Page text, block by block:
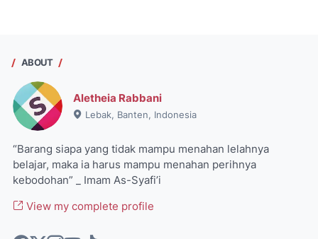
ABOUT
Aletheia Rabbani
Lebak, Banten, Indonesia
“Barang siapa yang tidak mampu menahan lelahnya
belajar, maka ia harus mampu menahan perihnya
kebodohan” _ Imam As-Syafi’i
View my complete profile